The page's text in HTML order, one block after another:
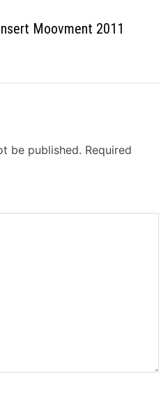
Moovment 2011
be published. Required